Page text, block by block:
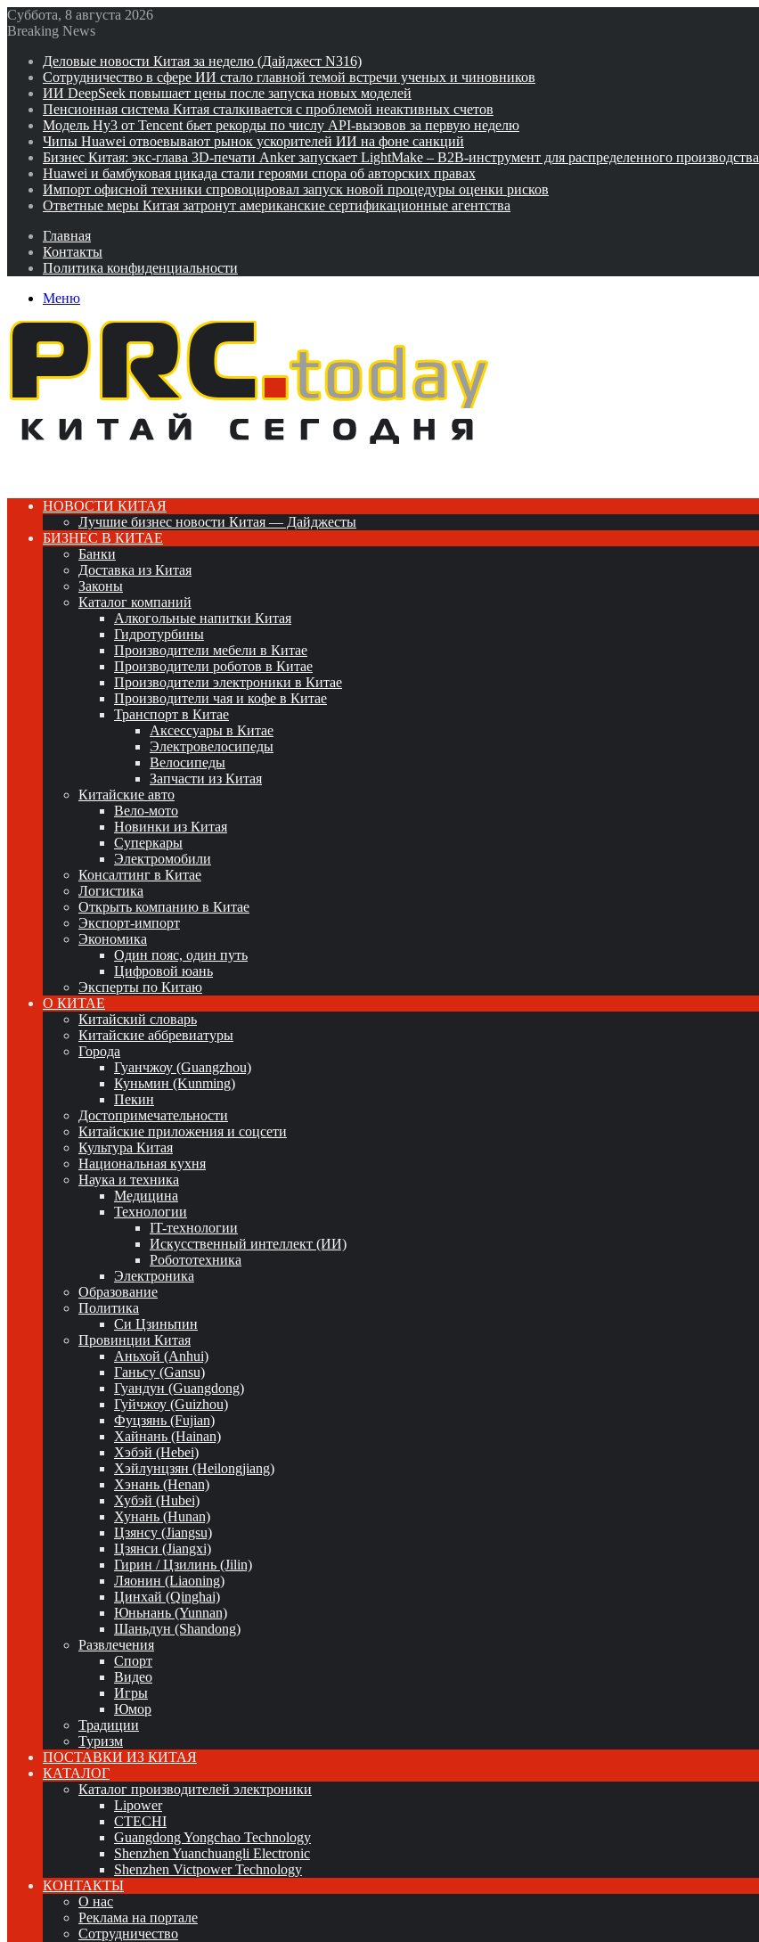
Суббота, 8 августа 2026
Breaking News
Деловые новости Китая за неделю (Дайджест N316)
Сотрудничество в сфере ИИ стало главной темой встречи ученых и чиновников
ИИ DeepSeek повышает цены после запуска новых моделей
Пенсионная система Китая сталкивается с проблемой неактивных счетов
Модель Hy3 от Tencent бьет рекорды по числу API-вызовов за первую неделю
Чипы Huawei отвоевывают рынок ускорителей ИИ на фоне санкций
Бизнес Китая: экс-глава 3D-печати Anker запускает LightMake – B2B-инструмент для распределенного производства
Huawei и бамбуковая цикада стали героями спора об авторских правах
Импорт офисной техники спровоцировал запуск новой процедуры оценки рисков
Ответные меры Китая затронут американские сертификационные агентства
Главная
Контакты
Политика конфиденциальности
Меню
НОВОСТИ КИТАЯ
Лучшие бизнес новости Китая — Дайджесты
БИЗНЕС В КИТАЕ
Банки
Доставка из Китая
Законы
Каталог компаний
Алкогольные напитки Китая
Гидротурбины
Производители мебели в Китае
Производители роботов в Китае
Производители электроники в Китае
Производители чая и кофе в Китае
Транспорт в Китае
Аксессуары в Китае
Электровелосипеды
Велосипеды
Запчасти из Китая
Китайские авто
Вело-мото
Новинки из Китая
Суперкары
Электромобили
Консалтинг в Китае
Логистика
Открыть компанию в Китае
Экспорт-импорт
Экономика
Один пояс, один путь
Цифровой юань
Эксперты по Китаю
О КИТАЕ
Китайский словарь
Китайские аббревиатуры
Города
Гуанчжоу (Guangzhou)
Куньмин (Kunming)
Пекин
Достопримечательности
Китайские приложения и соцсети
Культура Китая
Национальная кухня
Наука и техника
Медицина
Технологии
IT-технологии
Искусственный интеллект (ИИ)
Робототехника
Электроника
Образование
Политика
Си Цзиньпин
Провинции Китая
Аньхой (Anhui)
Ганьсу (Gansu)
Гуандун (Guangdong)
Гуйчжоу (Guizhou)
Фуцзянь (Fujian)
Хайнань (Hainan)
Хэбэй (Hebei)
Хэйлунцзян (Heilongjiang)
Хэнань (Henan)
Хубэй (Hubei)
Хунань (Hunan)
Цзянсу (Jiangsu)
Цзянси (Jiangxi)
Гирин / Цзилинь (Jilin)
Ляонин (Liaoning)
Цинхай (Qinghai)
Юньнань (Yunnan)
Шаньдун (Shandong)
Развлечения
Спорт
Видео
Игры
Юмор
Традиции
Туризм
ПОСТАВКИ ИЗ КИТАЯ
КАТАЛОГ
Каталог производителей электроники
Lipower
CTECHI
Guangdong Yongchao Technology
Shenzhen Yuanchuangli Electronic
Shenzhen Victpower Technology
КОНТАКТЫ
О нас
Реклама на портале
Сотрудничество